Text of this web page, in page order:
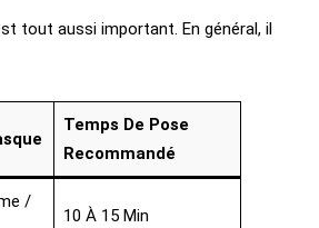
tout aussi important. En général, il
Temps De Pose
Recommandé
/
10 À 15 Min